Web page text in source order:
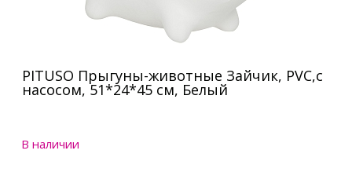
PITUSO Прыгуны-животные Зайчик, PVC,с
насосом, 51*24*45 см, Белый
В наличии